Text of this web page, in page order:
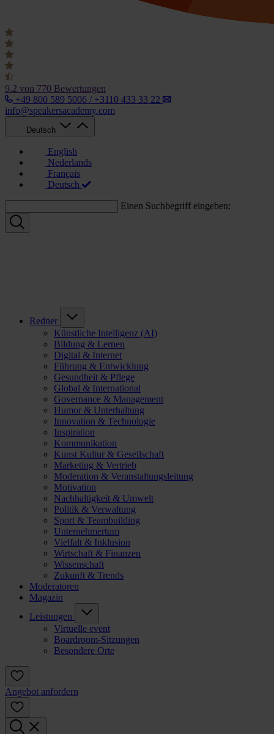
9.2 von 770 Bewertungen
+49 800 589 5006 / +3110 433 33 22
info@speakersacademy.com
Deutsch
English
Nederlands
Français
Deutsch
Einen Suchbegriff eingeben:
Redner
Künstliche Intelligenz (AI)
Bildung & Lernen
Digital & Internet
Führung & Entwicklung
Gesundheit & Pflege
Global & International
Governance & Management
Humor & Unterhaltung
Innovation & Technologie
Inspiration
Kommunikation
Kunst Kultur & Gesellschaft
Marketing & Vertrieb
Moderation & Veranstaltungsleitung
Motivation
Nachhaltigkeit & Umwelt
Politik & Verwaltung
Sport & Teambuilding
Unternehmertum
Vielfalt & Inklusion
Wirtschaft & Finanzen
Wissenschaft
Zukunft & Trends
Moderatoren
Magazin
Leistungen
Virtuelle event
Boardroom-Sitzungen
Besondere Orte
Angebot anfordern